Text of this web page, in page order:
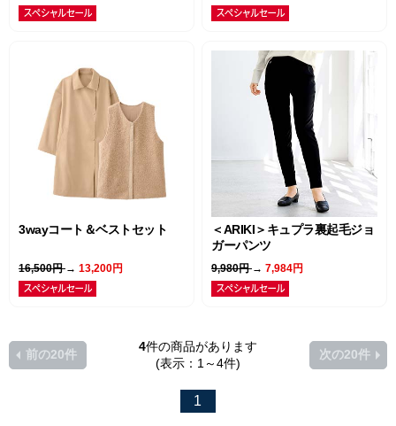
3wayコート＆ベストセット
16,500円 → 13,200円
＜ARIKI＞キュプラ裏起毛ジョ
ガーパンツ
9,980円 → 7,984円
4件の商品があります
(表示：1～4件)
前の20件
1
次の20件